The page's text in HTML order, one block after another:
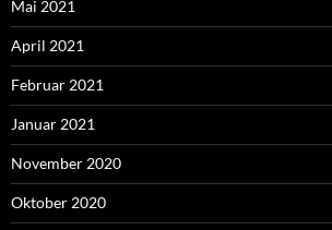
Mai 2021
April 2021
Februar 2021
Januar 2021
November 2020
Oktober 2020